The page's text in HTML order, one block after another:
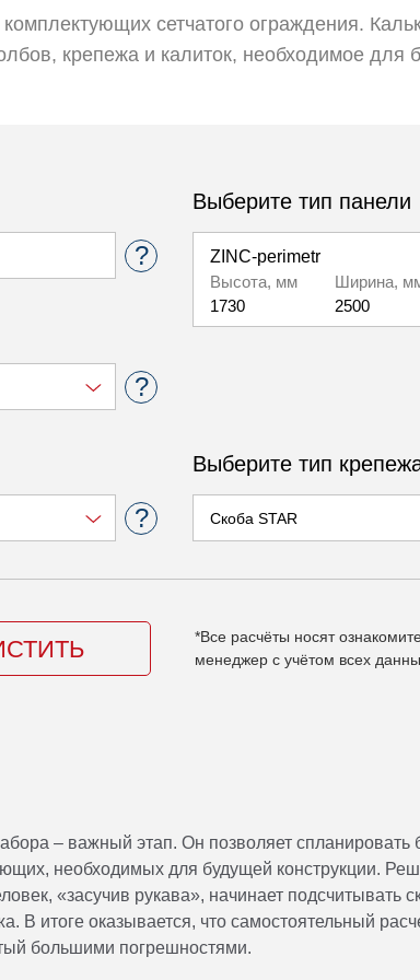
сетчатого ограждения.
крепежа и калиток, необходимое для
Выберите тип панели
ZINС-perimetr
Высота, мм
1730
Ширина,
2500
GARMONY-perimetr
Высота, мм
2030
Ширина,
2030
2500
Высота, мм
2030
Ширина, мм
2500
Выберите тип
*Все расчёты носят
менеджер с учётом всех
– важный этап. Он позволяет спланировать
необходимых для будущей конструкции.
«засучив рукава», начинает подсчитывать
В итоге оказывается, что самостоятельный
большими погрешностями.